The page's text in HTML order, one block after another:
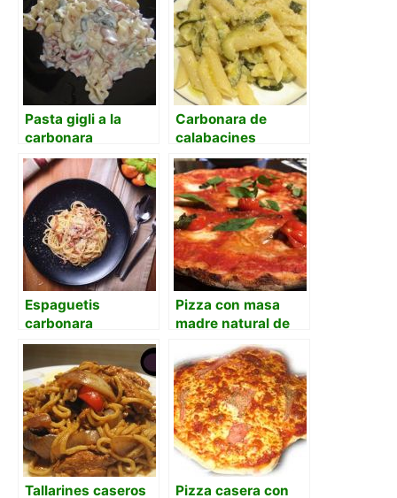
Pasta gigli a la
carbonara
Carbonara de
calabacines
Espaguetis
carbonara
Pizza con masa
madre natural de
Tallarines caseros Pizza casera con